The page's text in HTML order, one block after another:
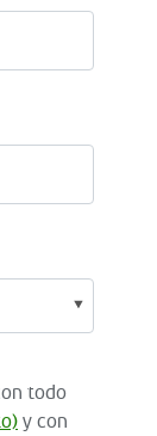
todo
y con